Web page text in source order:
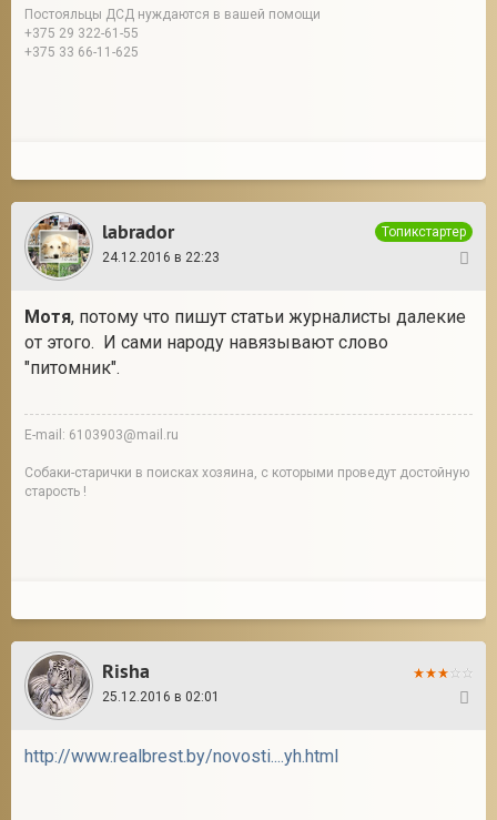
Постояльцы ДСД нуждаются в вашей помощи
+375 29 322-61-55
+375 33 66-11-625
labrador
Топикстартер
24.12.2016 в 22:23
Мотя, потому что пишут статьи журналисты далекие
от этого. И сами народу навязывают слово
"питомник".
E-mail: 6103903@mail.ru
Собаки-старички в поисках хозяина, с которыми проведут достойную
старость !
Risha
25.12.2016 в 02:01
http://www.realbrest.by/novosti....yh.html